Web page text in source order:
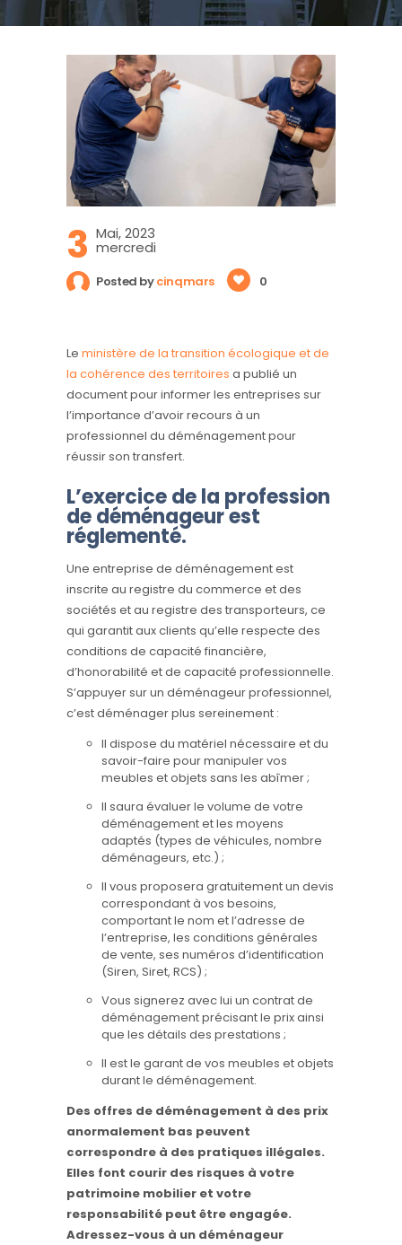
3 Mai, 2023
mercredi
Posted bycinqmars 0
Le ministère de la transition écologique et de
la cohérence des territoires a publié un
document pour informer les entreprises sur
l’importance d’avoir recours à un
professionnel du déménagement pour
réussir son transfert.
L’exercice de la profession
de déménageur est
réglementé.
Une entreprise de déménagement est
inscrite au registre du commerce et des
sociétés et au registre des transporteurs, ce
qui garantit aux clients qu’elle respecte des
conditions de capacité financière,
d’honorabilité et de capacité professionnelle.
S’appuyer sur un déménageur professionnel,
c’est déménager plus sereinement :
Il dispose du matériel nécessaire et du
savoir-faire pour manipuler vos
meubles et objets sans les abîmer ;
Il saura évaluer le volume de votre
déménagement et les moyens
adaptés (types de véhicules, nombre
déménageurs, etc.) ;
Il vous proposera gratuitement un devis
correspondant à vos besoins,
comportant le nom et l’adresse de
l’entreprise, les conditions générales
de vente, ses numéros d’identification
(Siren, Siret, RCS) ;
Vous signerez avec lui un contrat de
déménagement précisant le prix ainsi
que les détails des prestations ;
Il est le garant de vos meubles et objets
durant le déménagement.
Des offres de déménagement à des prix
anormalement bas peuvent
correspondre à des pratiques illégales.
Elles font courir des risques à votre
patrimoine mobilier et votre
responsabilité peut être engagée.
Adressez-vous à un déménageur